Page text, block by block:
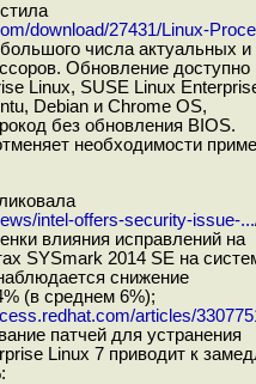
download/27431/Linux-
числа актуальных и
Обновление доступно
Linux, SUSE Linux
Debian и Chrome OS,
без обновления BIOS.
необходимости
intel-offers-security-issue-...
влияния исправлений на
SYSmark 2014 SE на
снижение
(в среднем 6%);
articles/
патчей для устранения
Linux 7 приводит к